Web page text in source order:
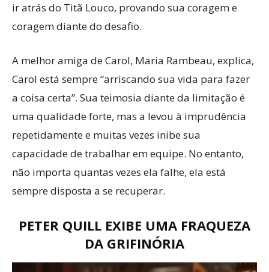
ir atrás do Titã Louco, provando sua coragem e
coragem diante do desafio.
A melhor amiga de Carol, Maria Rambeau, explica,
Carol está sempre “arriscando sua vida para fazer
a coisa certa”. Sua teimosia diante da limitação é
uma qualidade forte, mas a levou à imprudência
repetidamente e muitas vezes inibe sua
capacidade de trabalhar em equipe. No entanto,
não importa quantas vezes ela falhe, ela está
sempre disposta a se recuperar.
PETER QUILL EXIBE UMA FRAQUEZA
DA GRIFINÓRIA